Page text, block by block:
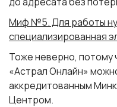
Миф №5. Для работы
специализированная
Тоже неверно, потому
«Астрал Онлайн»
аккредитованным
Центром.